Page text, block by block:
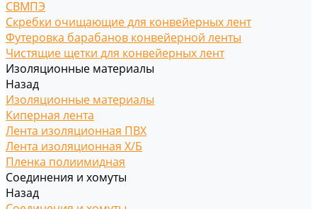
СВМПЭ
Скребки очищающие для конвейерных лент
Футеровка барабанов конвейерной ленты
Чистящие щетки для конвейерных лент
Изоляционные материалы
Назад
Изоляционные материалы
Киперная лента
Лента изоляционная ПВХ
Лента изоляционная Х/Б
Пленка полиимидная
Соединения и хомуты
Назад